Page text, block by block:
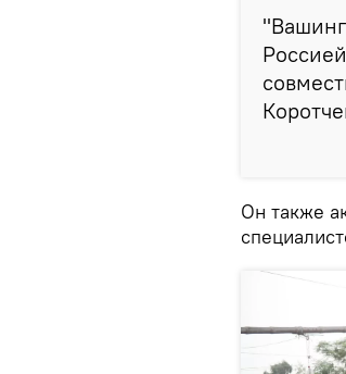
Он также